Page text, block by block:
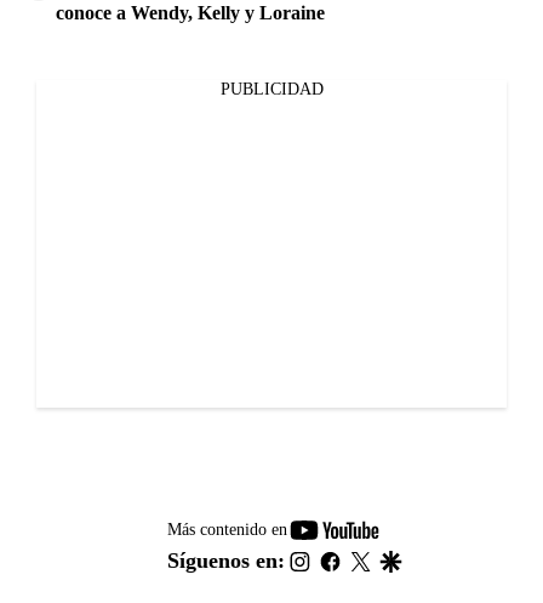
conoce a Wendy, Kelly y Loraine
PUBLICIDAD
Más contenido en
youtube-
footer
Síguenos en: instagram
facebook
twitter